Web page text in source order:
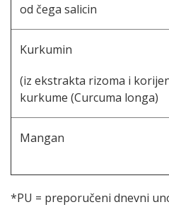
od čega salicin
Kurkumin
(iz ekstrakta rizoma i
kurkume (Curcuma longa)
Mangan
*PU = preporučeni dnevni